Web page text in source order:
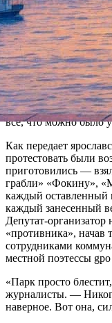
В Ярославле прошла
объединения
Александринским.
депутат
Александр Воробьев,
традиционного для
в сквер вокруг
войны нагрянули
все, что можно было
Как передает
протестовать были
приготовились —
грабли» «Фокину»,
каждый оставленный
каждый занесенный
Депутат-организатор
«противника», начав
сотрудниками
местной поэтессы
«Парк просто
журналисты. —
наверное. Вот она,